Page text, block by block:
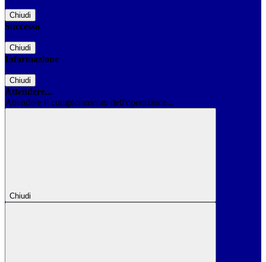
Chiudi
Successo
Chiudi
Informazione
Chiudi
Attendere...
Attendere il completamento dell'operazione...
Chiudi